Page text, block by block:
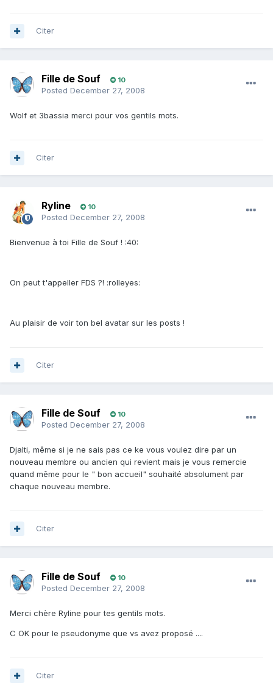
Citer
Fille de Souf 10
Posted December 27, 2008
Wolf et 3bassia merci pour vos gentils mots.
Citer
Ryline 10
Posted December 27, 2008
Bienvenue à toi Fille de Souf ! :40:
On peut t'appeller FDS ?! :rolleyes:
Au plaisir de voir ton bel avatar sur les posts !
Citer
Fille de Souf 10
Posted December 27, 2008
Djalti, même si je ne sais pas ce ke vous voulez dire par un
nouveau membre ou ancien qui revient mais je vous remercie
quand même pour le " bon accueil" souhaité absolument par
chaque nouveau membre.
Citer
Fille de Souf 10
Posted December 27, 2008
Merci chère Ryline pour tes gentils mots.
C OK pour le pseudonyme que vs avez proposé ....
Citer